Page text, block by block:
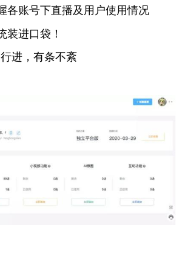
各账号下直播及用户使用情况
进口袋！
进，有条不紊